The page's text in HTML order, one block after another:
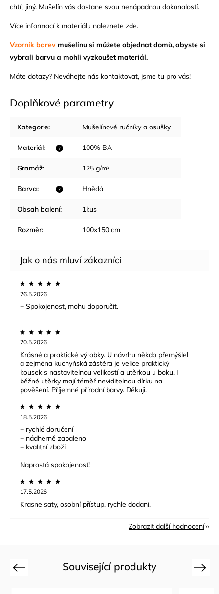
chtít jiný. Mušelín vás dostane svou nenápadnou dokonalostí.
Více informací k materiálu naleznete zde.
Vzorník barev mušelínu si můžete objednat domů, abyste si
vybrali barvu a mohli vyzkoušet materiál.
Máte dotazy? Neváhejte nás kontaktovat, jsme tu pro vás!
Doplňkové parametry
Kategorie: Mušelínové ručníky a osušky
?
Materiál: 100% BA
Gramáž: 125 g/m²
?
Barva: Hnědá
Obsah balení: 1kus
Rozměr: 100x150 cm
26.5.2026
+ Spokojenost, mohu doporučit.
20.5.2026
Krásné a praktické výrobky. U návrhu někdo přemýšlel
a zejména kuchyňská zástěra je velice praktický
kousek s nastavitelnou velikostí a utěrkou u boku. I
běžné utěrky mají téměř neviditelnou dírku na
pověšení. Příjemné přírodní barvy. Děkuji.
18.5.2026
+ rychlé doručení
+ nádherně zabaleno
+ kvalitní zboží
Naprostá spokojenost!
17.5.2026
Krasne saty, osobní přístup, rychle dodani.
Zobrazit další hodnocení
Související produkty
Previous Next